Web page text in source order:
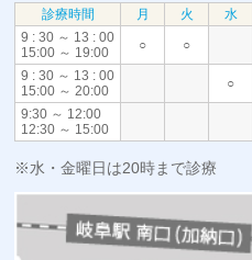
診療時間 月 火 水
9 : 30 ～ 13 : 00
15:00 ～ 19:00
○ ○
9 : 30 ～ 13 : 00
15:00 ～ 20:00
○
9:30 ～ 12:00
12:30 ～ 15:00
※水・金曜日は20時まで診療